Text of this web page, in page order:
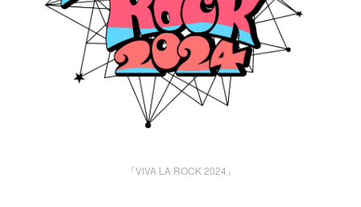
『VIVA LA ROCK 2024』